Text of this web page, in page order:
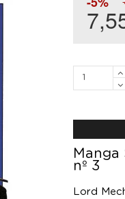
Manga
nº 3
Lord